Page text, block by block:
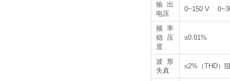
输出
电压
0~150 V
频率
稳压
度
≤0.01%
波形
失真
≤2%（THD）